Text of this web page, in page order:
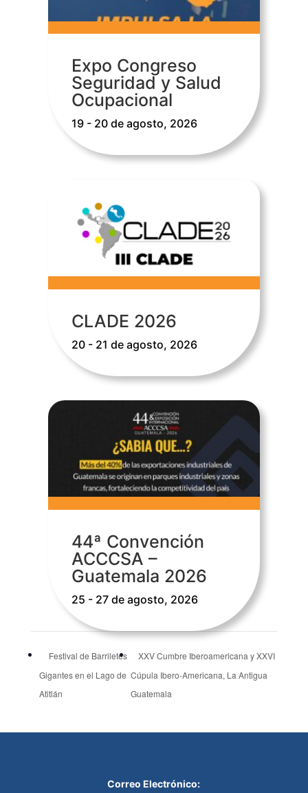
Expo Congreso
Seguridad y Salud
Ocupacional
19 - 20 de agosto, 2026
CLADE 2026
20 - 21 de agosto, 2026
44ª Convención
ACCCSA –
Guatemala 2026
25 - 27 de agosto, 2026
Festival de Barriletes
Gigantes en el Lago de
Atitlán
XXV Cumbre Iberoamericana y XXVI
Cúpula Ibero-Americana, La Antigua
Guatemala
Correo Electrónico: